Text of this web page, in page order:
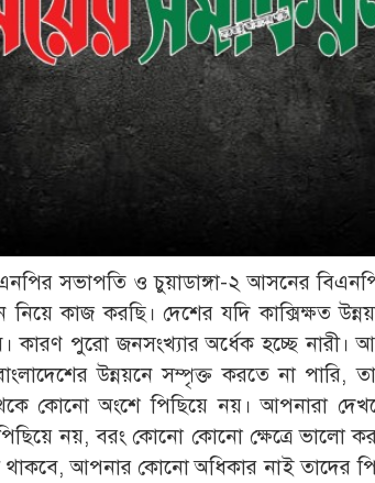
সভাপতি ও চুয়াডাঙ্গা-২ আসনের
কাজ করছি। দেশের যদি কাক্সিক্ষত
পুরো জনসংখ্যার অর্ধেক হচ্ছে নারী।
উন্নয়নে সম্পৃক্ত করতে না পারি,
কোনো অংশে পিছিয়ে নয়। আপনারা
নয়, বরং কোনো কোনো ক্ষেত্রে ভালো
আপনার কোনো অধিকার নাই তাদের